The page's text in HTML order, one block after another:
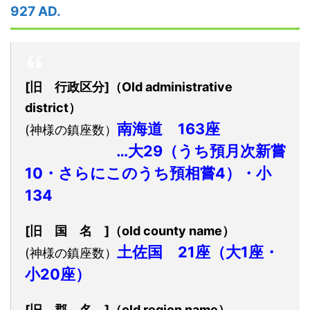
927 AD.
[旧 行政区分]（Old administrative
district）
(神様の鎮座数） 南海道 163座
…大29（うち預月次新嘗
10・さらにこのうち預相嘗4）・小
134
[旧 国 名 ]（old county name）
(神様の鎮座数） 土佐国 21座（大1座・
小20座）